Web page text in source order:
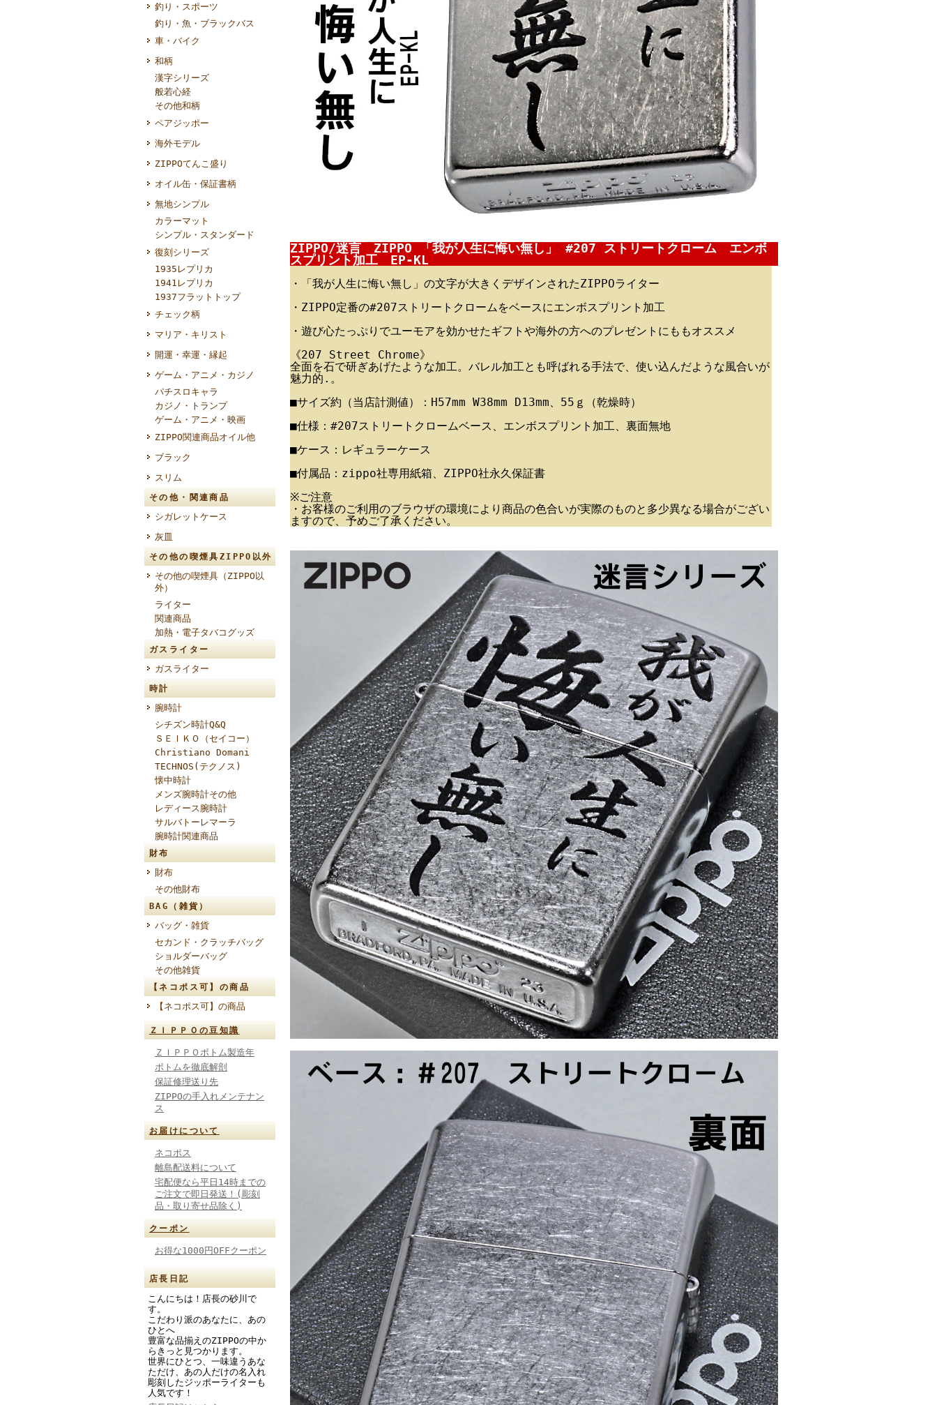
釣り・スポーツ
釣り・魚・ブラックバス
車・バイク
和柄
漢字シリーズ
般若心経
その他和柄
ペアジッポー
海外モデル
ZIPPOてんこ盛り
オイル缶・保証書柄
無地シンプル
カラーマット
シンプル・スタンダード
復刻シリーズ
1935レプリカ
1941レプリカ
1937フラットトップ
チェック柄
マリア・キリスト
開運・幸運・縁起
ゲーム・アニメ・カジノ
パチスロキャラ
カジノ・トランプ
ゲーム・アニメ・映画
ZIPPO関連商品オイル他
ブラック
スリム
その他・関連商品
シガレットケース
灰皿
その他の喫煙具ZIPPO以外
その他の喫煙具（ZIPPO以
外）
ライター
関連商品
加熱・電子タバコグッズ
ガスライター
ガスライター
時計
腕時計
シチズン時計Q&Q
ＳＥＩＫＯ（セイコー）
Christiano Domani
TECHNOS(テクノス)
懐中時計
メンズ腕時計その他
レディース腕時計
サルバトーレマーラ
腕時計関連商品
財布
財布
その他財布
BAG（雑貨）
バッグ・雑貨
セカンド・クラッチバッグ
ショルダーバッグ
その他雑貨
【ネコポス可】の商品
【ネコポス可】の商品
ＺＩＰＰＯの豆知識
ＺＩＰＰＯボトム製造年
ボトムを徹底解剖
保証修理送り先
ZIPPOの手入れメンテナン
ス
お届けについて
ネコポス
離島配送料について
宅配便なら平日14時までの
ご注文で即日発送！(彫刻
品・取り寄せ品除く)
クーポン
お得な1000円OFFクーポン
店長日記
こんにちは！店長の砂川で
す。
こだわり派のあなたに、あの
ひとへ
豊富な品揃えのZIPPOの中か
らきっと見つかります。
世界にひとつ、一味違うあな
ただけ、あの人だけの名入れ
彫刻したジッポーライターも
人気です！
ZIPPO/迷言 ZIPPO 「我が人生に悔い無し」 #207 ストリートクローム エンボ
スプリント加工 EP-KL
・「我が人生に悔い無し」の文字が大きくデザインされたZIPPOライター
・ZIPPO定番の#207ストリートクロームをベースにエンボスプリント加工
・遊び心たっぷりでユーモアを効かせたギフトや海外の方へのプレゼントにももオススメ
《207 Street Chrome》
全面を石で研ぎあげたような加工。バレル加工とも呼ばれる手法で、使い込んだような風合いが
魅力的.。
■サイズ約（当店計測値）：H57mm W38mm D13mm、55ｇ（乾燥時）
■仕様：#207ストリートクロームベース、エンボスプリント加工、裏面無地
■ケース：レギュラーケース
■付属品：zippo社専用紙箱、ZIPPO社永久保証書
※ご注意
・お客様のご利用のブラウザの環境により商品の色合いが実際のものと多少異なる場合がござい
ますので、予めご了承ください。